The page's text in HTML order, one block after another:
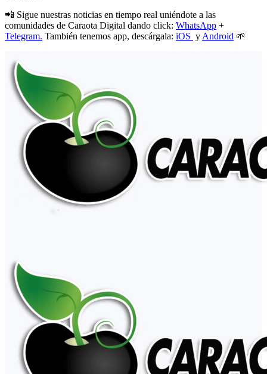
📲 Sigue nuestras noticias en tiempo real uniéndote a las
comunidades de Caraota Digital dando click: WhatsApp +
Telegram. También tenemos app, descárgala: iOS y Android 🌱